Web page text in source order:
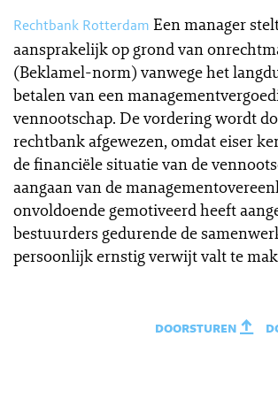
Rechtbank Rotterdam Een manager
aansprakelijk op grond van
(Beklamel-norm) vanwege het
betalen van een
vennootschap. De vordering wordt
rechtbank afgewezen, omdat eiser
de financiële situatie van de
aangaan van de
onvoldoende gemotiveerd heeft
bestuurders gedurende de
persoonlijk ernstig verwijt valt te
doorsturen